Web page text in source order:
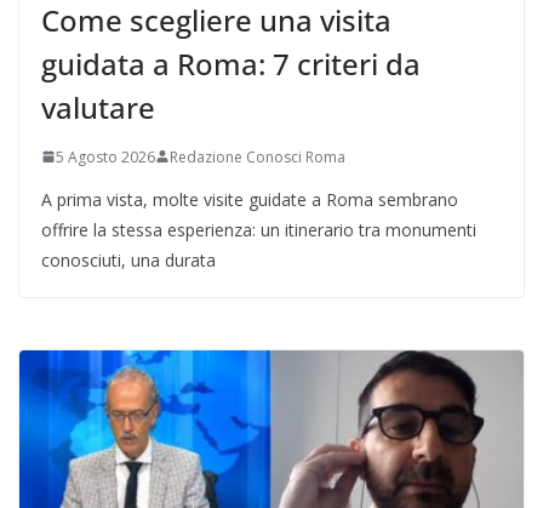
Come scegliere una visita
guidata a Roma: 7 criteri da
valutare
5 Agosto 2026 Redazione Conosci Roma
A prima vista, molte visite guidate a Roma sembrano
offrire la stessa esperienza: un itinerario tra monumenti
conosciuti, una durata